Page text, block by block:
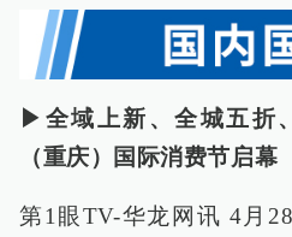
▶全域上新、全城五折
（重庆）国际消费节启幕
第1眼TV-华龙网讯 4月